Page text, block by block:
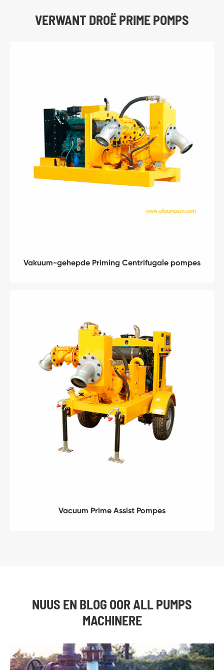
VERWANT DROË PRIME POMPS
Vakuum-gehepde Priming Centrifugale pompes
Vacuum Prime Assist Pompes
NUUS EN BLOG OOR ALL PUMPS
MACHINERE